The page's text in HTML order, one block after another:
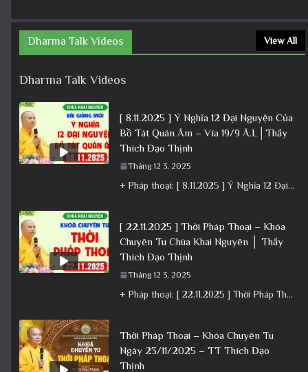
Dharma Talk Videos View All
Dharma Talk Videos
[ 8.11.2025 ] Ý Nghĩa 12 Đại Nguyện Của
Bồ Tát Quán Âm – Vía 19/9 Â.L│Thầy
Thích Đạo Thịnh
Tháng 12 3, 2025
+ Pháp thoại: [ 8.11.2025 ] Ý Nghĩa 12 Đại Nguyện Của Bồ Tát Quán Âm – Vía 19/9 Â.L│Thầy
[ 22.11.2025 ] Thời Pháp Thoại – Khóa
Chuyên Tu Chùa Khai Nguyên │ Thầy
Thích Đạo Thịnh
Tháng 12 3, 2025
+ Pháp thoại: [ 22.11.2025 ] Thời Pháp Thoại – Khóa Chuyên Tu Chùa Khai Nguyên │ Thầy Thích Đạo
Thời Pháp Thoại – Khóa Chuyên Tu
Ngày 23/11/2025 – TT Thích Đạo
Thịnh